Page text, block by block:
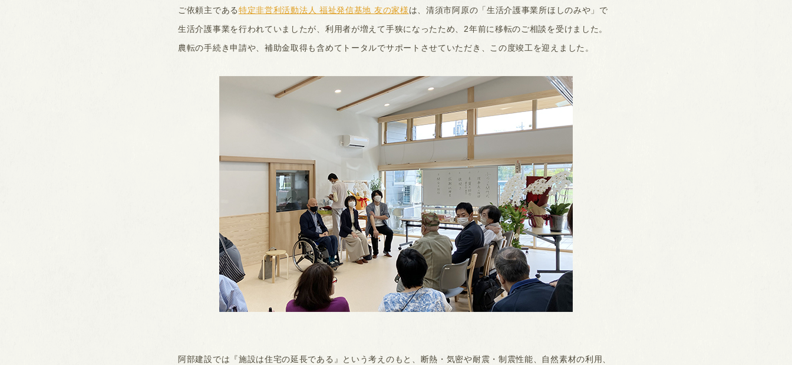
ご依頼主である特定非営利活動法人 福祉発信基地 友の家様は、清須市阿原の「生活介護事業所ほしのみや」で
生活介護事業を行われていましたが、利用者が増えて手狭になったため、2年前に移転のご相談を受けました。
農転の手続き申請や、補助金取得も含めてトータルでサポートさせていただき、この度竣工を迎えました。
阿部建設では『施設は住宅の延長である』という考えのもと、断熱・気密や耐震・制震性能、自然素材の利用、